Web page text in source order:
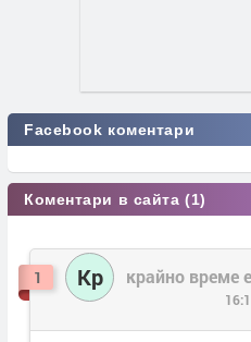
Facebook коментари
Коментари в сайта (1)
1 Кр крайно време